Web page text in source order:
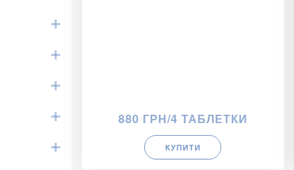
880 ГРН/4 ТАБЛЕТКИ
КУПИТИ